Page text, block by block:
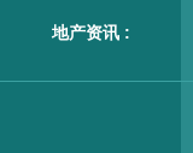
地产资讯 :